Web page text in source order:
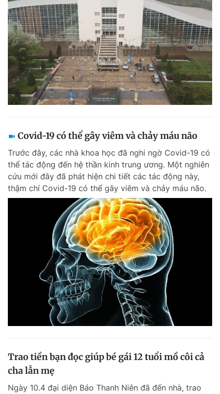
Covid-19 có thể gây viêm và chảy máu não
Trước đây, các nhà khoa học đã nghi ngờ Covid-19 có
thể tác động đến hệ thần kinh trung ương. Một nghiên
cứu mới đây đã phát hiện chi tiết các tác động này,
thậm chí Covid-19 có thể gây viêm và chảy máu não.
Trao tiền bạn đọc giúp bé gái 12 tuổi mồ côi cả
cha lẫn mẹ
Ngày 10.4 đại diện Báo Thanh Niên đã đến nhà, trao